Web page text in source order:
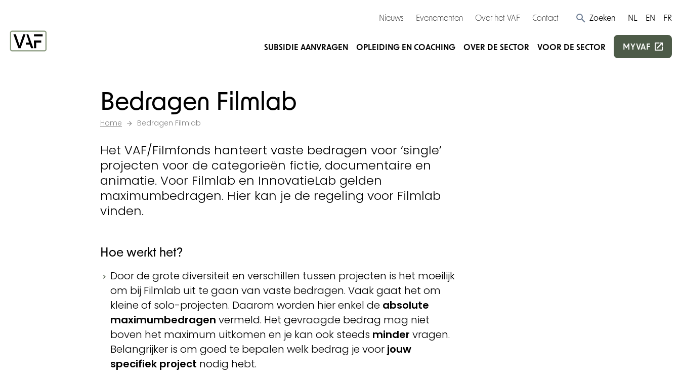
Nieuws Evenementen Over het VAF Contact Zoeken NL EN FR
SUBSIDIE AANVRAGEN OPLEIDING EN COACHING OVER DE SECTOR VOOR DE SECTOR MYVAF
Bedragen Filmlab
Home Bedragen Filmlab
Het VAF/Filmfonds hanteert vaste bedragen voor ‘single’
projecten voor de categorieën fictie, documentaire en
animatie. Voor Filmlab en InnovatieLab gelden
maximumbedragen. Hier kan je de regeling voor Filmlab
vinden.
Hoe werkt het?
Door de grote diversiteit en verschillen tussen projecten is het moeilijk
om bij Filmlab uit te gaan van vaste bedragen. Vaak gaat het om
kleine of solo-projecten. Daarom worden hier enkel de absolute
maximumbedragen vermeld. Het gevraagde bedrag mag niet
boven het maximum uitkomen en je kan ook steeds minder vragen.
Belangrijker is om goed te bepalen welk bedrag je voor jouw
specifiek project nodig hebt.